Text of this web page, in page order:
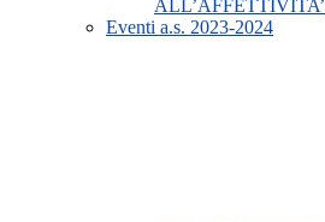
ALL’AFFETTIVITA’
Eventi a.s. 2023-2024